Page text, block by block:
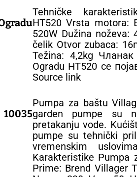
Tehničke
HT520 Vrsta motora:
520W Dužina noževa:
čelik Otvor zubaca:
Težina: 4,2kg
Ogradu HT520 се
Source link
Pumpa za baštu
garden pumpe su
pretakanju vode.
pumpe su tehnički
vremenskim
Karakteristike Pumpa
Prime: Brend Villager